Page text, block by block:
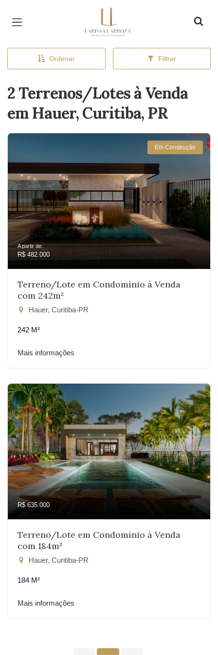
Ordenar Filtrar
2 Terrenos/Lotes à Venda
em Hauer, Curitiba, PR
Em Construção
A partir de:
R$ 482.000
Terreno/Lote em Condomínio à Venda
com 242m²
Hauer, Curitiba-PR
242 M²
Mais informações
R$ 635.000
Terreno/Lote em Condomínio à Venda
com 184m²
Hauer, Curitiba-PR
184 M²
Mais informações